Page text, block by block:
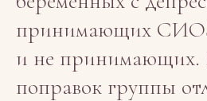
принимающих
и не принимающих.
поправок группы